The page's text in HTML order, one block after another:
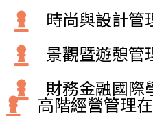
時尚與設計管
景觀暨遊憩管
財務金融國際
高階經營管理